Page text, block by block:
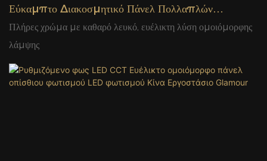
Εύκαμπτο Διακοσμητικό Πάνελ Πολλαπλών
Χρωμάτων Που Αλλάζει Χρώματα Κατασκευαστής
Κίνας Glamour
Πλήρες χρώμα με καθαρό λευκό, ευέλικτη λύση ομοιόμορφης
λάμψης